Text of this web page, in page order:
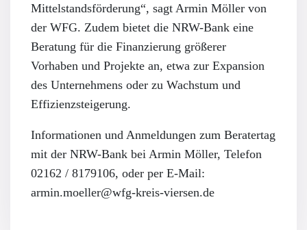
Mittelstandsförderung“, sagt Armin Möller von
der WFG. Zudem bietet die NRW-Bank eine
Beratung für die Finanzierung größerer
Vorhaben und Projekte an, etwa zur Expansion
des Unternehmens oder zu Wachstum und
Effizienzsteigerung.
Informationen und Anmeldungen zum Beratertag
mit der NRW-Bank bei Armin Möller, Telefon
02162 / 8179106, oder per E-Mail:
armin.moeller@wfg-kreis-viersen.de